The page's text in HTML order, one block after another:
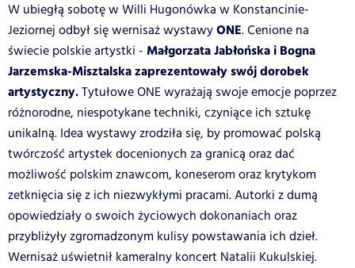
W ubiegłą sobotę w Willi Hugonówka w Konstancinie-
Jeziornej odbył się wernisaż wystawyONE. Cenione na
świecie polskie artystki - Małgorzata Jabłońska i Bogna
Jarzemska-Misztalska zaprezentowały swój dorobek
artystyczny.Tytułowe ONE wyrażają swoje emocje poprzez
różnorodne, niespotykane techniki, czyniące ich sztukę
unikalną. Idea wystawy zrodziła się, by promować polską
twórczość artystek docenionych za granicą oraz dać
możliwość polskim znawcom, koneserom oraz krytykom
zetknięcia się z ich niezwykłymi pracami. Autorki z dumą
opowiedziały o swoich życiowych dokonaniach oraz
przybliżyły zgromadzonym kulisy powstawania ich dzieł.
Wernisaż uświetnił kameralny koncert Natalii Kukulskiej.